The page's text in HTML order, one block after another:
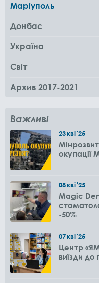
Маріуполь
Донбас
Україна
Світ
Архив 2017-2021
Важливі
23кві'25
окупації
08кві'25
Magic
-50%
07кві'25
Центр
виїзди до